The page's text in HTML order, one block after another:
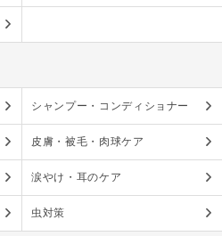
シャンプー・コンディショナー
皮膚・被毛・肉球ケア
涙やけ・耳のケア
虫対策